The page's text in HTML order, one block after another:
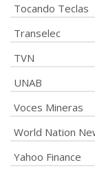
Tocando Teclas
Transelec
TVN
UNAB
Voces Mineras
World Nation
Yahoo Finance